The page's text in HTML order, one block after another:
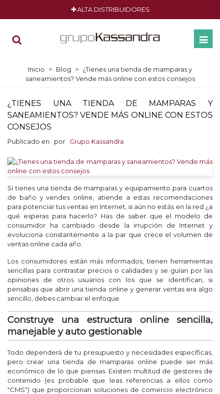
ALTA DISTRIBUIDORES
Inicio > Blog > ¿Tienes una tienda de mamparas y
saneamientos? Vende más online con estos consejos
¿TIENES UNA TIENDA DE MAMPARAS Y
SANEAMIENTOS? VENDE MÁS ONLINE CON ESTOS
CONSEJOS
Publicado en por Grupo Kassandra
Si tienes una tienda de mamparas y equipamiento para cuartos
de baño y vendes online, atiende a estas recomendaciones
para potenciar tus ventas en Internet, si aún no estás en la red ¿a
qué esperas para hacerlo? Has de saber que el modelo de
consumidor ha cambiado desde la irrupción de Internet y
evoluciona constantemente a la par que crece el volumen de
ventas online cada año.
Los consumidores están más informados, tienen herramientas
sencillas para contrastar precios o calidades y se guían por las
opiniones de otros usuarios con los que se identifican, si
pensabas que abrir una tienda online y generar ventas era algo
sencillo, debes cambiar el enfoque.
Construye una estructura online sencilla,
manejable y auto gestionable
Todo dependerá de tu presupuesto y necesidades específicas,
pero crear una tienda de mamparas online puede ser más
económico de lo que piensas. Existen multitud de gestores de
contenido (es probable que leas referencias a ellos como
"CMS") que proporcionan soluciones de comercio electrónico